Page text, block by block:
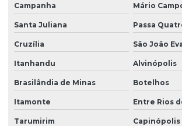
Campanha Mário
Santa Juliana Passa
Cruzília São João
Itanhandu Alvinópolis
Brasilândia de Minas Botelhos
Itamonte Entre Rios
Tarumirim Capinópolis